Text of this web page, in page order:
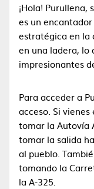
¡Hola!
es un
estratégica en la
en una ladera, lo
impresionantes
Para acceder a
acceso. Si
tomar la Autovía
tomar la salida
al pueblo.
tomando la
la A-325.